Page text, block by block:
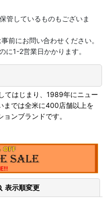
管しているものもございま
前にお問い合わせください。
に1-2営業日かかります。
てはじまり、1989年にニュー
までは全米に400店舗以上を
ンブランドです。
表示順変更